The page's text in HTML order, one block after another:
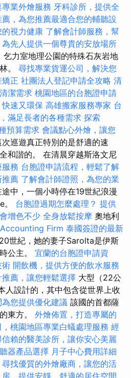
業外燴服務 牙科診所，提供全
，為您推薦最適合您的輔聽設
視力健康 了解會計師服務，幫
先人提供一個尊貴的安放場所
力室地理公園的特殊石灰岩地
。 尋找專業貨運公司，解決您
正 社團法人登記申請全攻略 清
潔需求 桃園地區的台胞證申請
速又環保 高雄搬家服務專家 台
滿足長者的各種需求 探索
預算需求 會議點心外燴，讓您
次巡遊真正特別的是舒適的速
和諧的。 在清晨穿越斯洛文尼
務 台胞證申請流程，輕鬆了解
推薦 了解會計師證照，為您的業
途中，一個小時停在19世紀浪漫
。 台胞證過期怎麼處理？ 提供
增色不少 全身放鬆按摩 奧地利
Firm 泰國簽證的最新
世紀，她的妻子Sarolta是伊斯
公主。 宜蘭的台胞證申請資
術 開飲機，提供方便的飲水服務
薦，讓您輕鬆選擇 大型（22公
人設計的，其中包含從世界上收
您提供優化建議 該國的首都薩
東方。 外燴佈置，打造專屬的
桃園地區專業白蟻處理服務 經
賴的醫美診所，讓你安心美麗
器產品選擇 月子中心費用詳細
尋找優質的外燴廠商，讓您的活
，提供安靜、舒適的居住空間